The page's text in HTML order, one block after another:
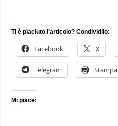
Ti è piaciuto l'articolo? Condividilo:
Facebook X
Telegram Stampa
Mi piace: